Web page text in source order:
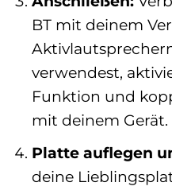
BT mit deinem
verwendest,
Funktion und
mit deinem Gerät.
Platte auflegen
deine